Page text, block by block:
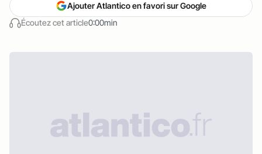
Écoutez cet article0:00min
Ajouter Atlantico en favori sur Google